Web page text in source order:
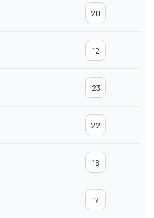
20
12
23
22
16
17